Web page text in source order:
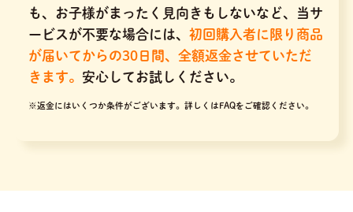
も、お子様がまったく見向きもしないなど、当サ
ービスが不要な場合には、 初回購入者に限り商品
が届いてからの30日間、全額返金させていただ
きます。 安心してお試しください。
※返金にはいくつか条件がございます。 詳しくはFAQをご確認ください。